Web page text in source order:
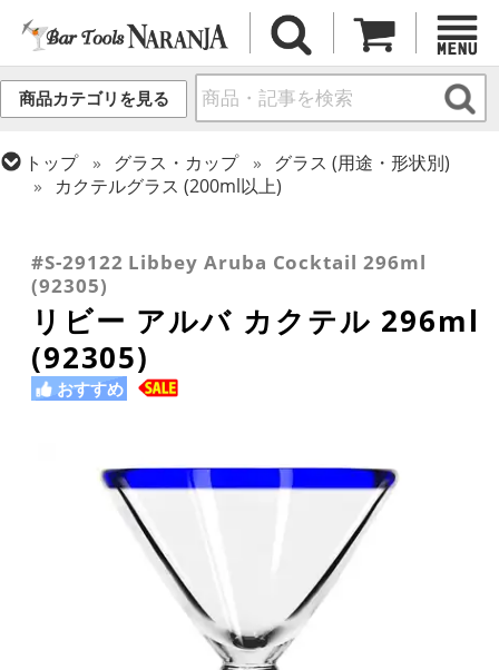
商品カテゴリを見る
トップ グラス・カップ
グラス (用途・形状別)
カクテルグラス (200ml以上)
カクテルグラス (全サイズ)
#S-29122 Libbey Aruba Cocktail 296ml
(92305)
リビー アルバ カクテル 296ml
(92305)
おすすめ